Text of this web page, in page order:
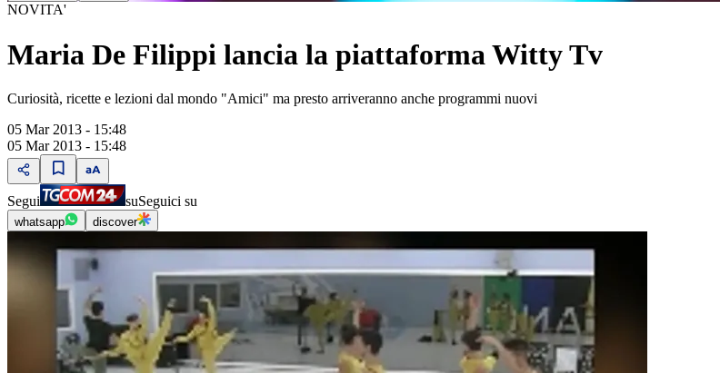
NOVITA'
Maria De Filippi lancia la piattaforma Witty Tv
Curiosità, ricette e lezioni dal mondo "Amici" ma presto arriveranno anche programmi nuovi
05 Mar 2013 - 15:48
05 Mar 2013 - 15:48
Segui suSeguici su
whatsapp discover